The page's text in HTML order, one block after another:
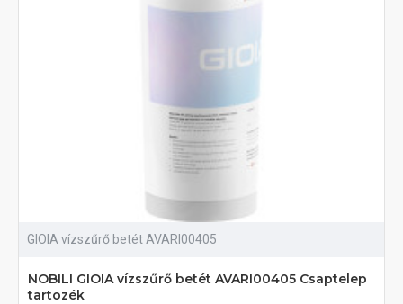
GIOIA vízszűrő betét AVARI00405
NOBILI GIOIA vízszűrő betét AVARI00405 Csaptelep
tartozék